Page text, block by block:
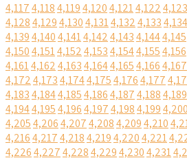
4,1174,1184,1194,1204,1214,1224,123
4,1284,1294,1304,1314,1324,1334,134
4,1394,1404,1414,1424,1434,1444,145
4,1504,1514,1524,1534,1544,1554,156
4,1614,1624,1634,1644,1654,1664,167
4,1724,1734,1744,1754,1764,177
4,1834,1844,1854,1864,1874,1884,189
4,1944,1954,1964,1974,1984,1994,200
4,2054,2064,2074,2084,2094,210
4,2164,2174,2184,2194,2204,221
4,2264,2274,2284,2294,2304,231